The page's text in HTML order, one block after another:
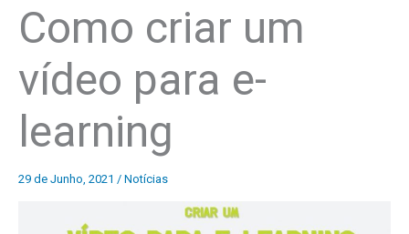
Como criar um
vídeo para e-
learning
29 de Junho, 2021 / Notícias